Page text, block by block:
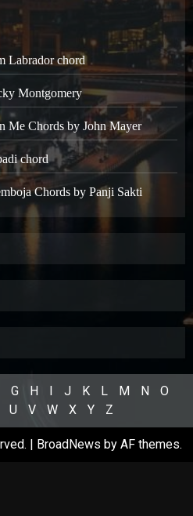
Labrador chord
Montgomery
Me Chords by John Mayer
chord
Chords by Panji Sakti
G H I J K L M N
O
U V W X Y Z
| BroadNews by AF themes.